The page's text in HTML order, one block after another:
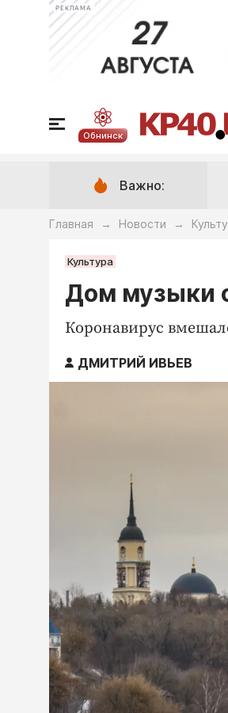
РЕКЛАМА
Обнинск
Важно:
Главная → Новости →
Культура
Дом музыки
Коронавирус
ДМИТРИЙ ИВЬЕВ